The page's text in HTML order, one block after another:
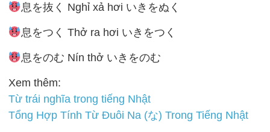
息を抜く Nghỉ xả hơi いきをぬく
息をつく Thở ra hơi いきをつく
息をのむ Nín thở いきをのむ
Xem thêm:
Từ trái nghĩa trong tiếng Nhật
Tổng Hợp Tính Từ Đuôi Na (な) Trong Tiếng Nhật